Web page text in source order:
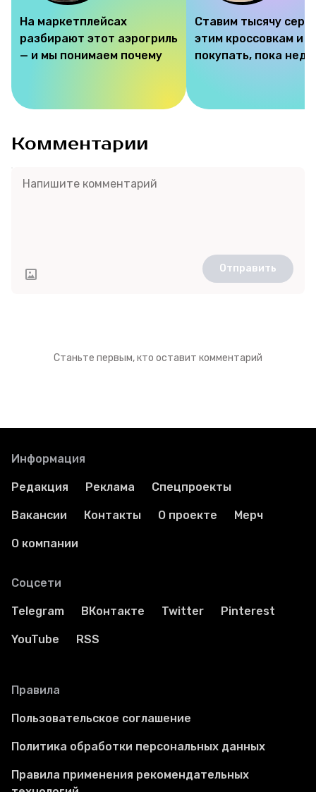
На маркетплейсах
разбирают этот аэрогриль
— и мы понимаем почему
Ставим тысячу
этим кроссовкам и
покупать, пока
Комментарии
Отправить
Станьте первым, кто оставит комментарий
Информация
Редакция Реклама Спецпроекты
Вакансии Контакты О проекте Мерч
О компании
Соцсети
Telegram ВКонтакте Twitter Pinterest
YouTube RSS
Правила
Пользовательское соглашение
Политика обработки персональных данных
Правила применения рекомендательных